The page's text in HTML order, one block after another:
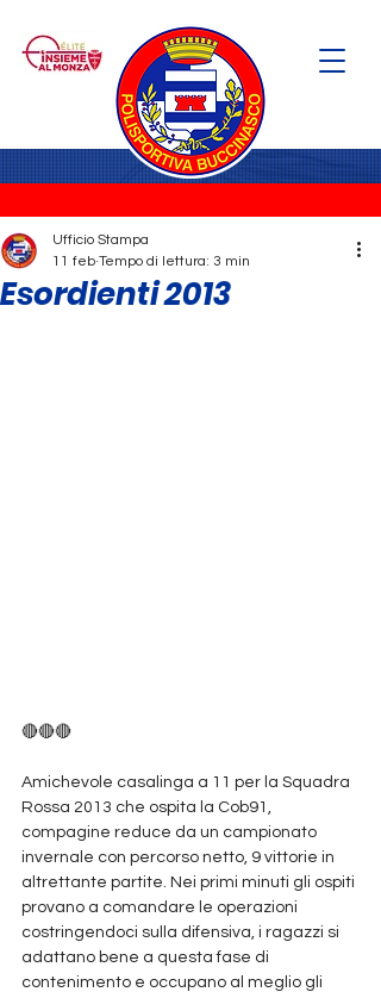
Esordienti 2013
Ufficio Stampa
11 feb Tempo di lettura: 3 min
🔴🔴🔴
Amichevole casalinga a 11 per la Squadra
Rossa 2013 che ospita la Cob91,
compagine reduce da un campionato
invernale con percorso netto, 9 vittorie in
altrettante partite. Nei primi minuti gli ospiti
provano a comandare le operazioni
costringendoci sulla difensiva, i ragazzi si
adattano bene a questa fase di
contenimento e occupano al meglio gli